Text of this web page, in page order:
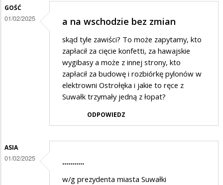
GOŚĆ
01/02/2025 a na wschodzie bez zmian
skąd tyle zawiści? To może zapytamy, kto
zapłacił za cięcie konfetti, za hawajskie
wygibasy a może z innej strony, kto
zapłacił za budowę i rozbiórkę pylonów w
elektrowni Ostrołęka i jakie to ręce z
Suwałk trzymały jedną z łopat?
ODPOWIEDZ
ASIA
01/02/2025 ...........
w/g prezydenta miasta Suwałki